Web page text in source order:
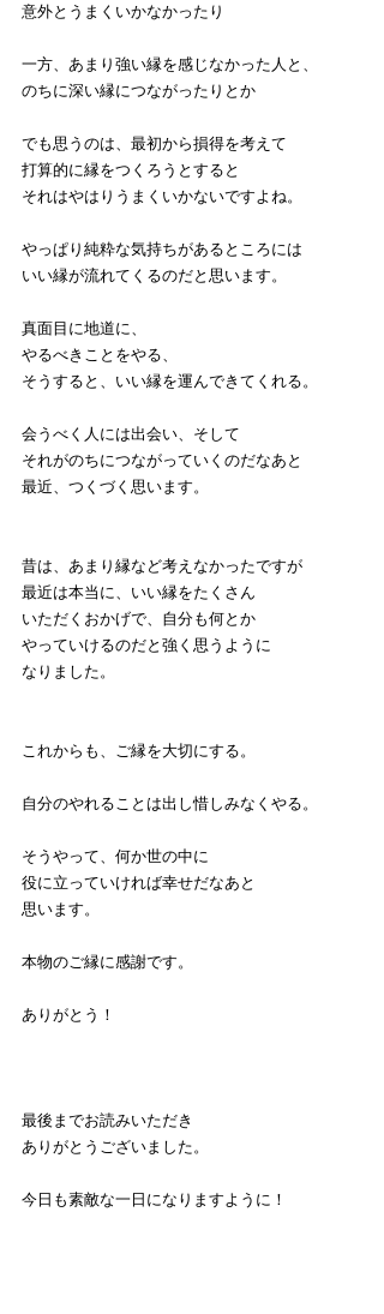
意外とうまくいかなかったり
一方、あまり強い縁を感じなかった人と、
のちに深い縁につながったりとか
でも思うのは、最初から損得を考えて
打算的に縁をつくろうとすると
それはやはりうまくいかないですよね。
やっぱり純粋な気持ちがあるところには
いい縁が流れてくるのだと思います。
真面目に地道に、
やるべきことをやる、
そうすると、いい縁を運んできてくれる。
会うべく人には出会い、そして
それがのちにつながっていくのだなあと
最近、つくづく思います。
昔は、あまり縁など考えなかったですが
最近は本当に、いい縁をたくさん
いただくおかげで、自分も何とか
やっていけるのだと強く思うように
なりました。
これからも、ご縁を大切にする。
自分のやれることは出し惜しみなくやる。
そうやって、何か世の中に
役に立っていければ幸せだなあと
思います。
本物のご縁に感謝です。
ありがとう！
最後までお読みいただき
ありがとうございました。
今日も素敵な一日になりますように！